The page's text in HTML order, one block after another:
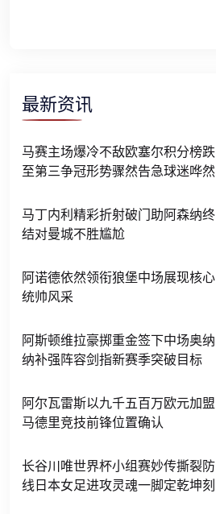
最新资讯
马赛主场爆冷不敌欧塞尔积分榜跌
至第三争冠形势骤然告急球迷哗然
马丁内利精彩折射破门助阿森纳终
结对曼城不胜尴尬
阿诺德依然领衔狼堡中场展现核心
统帅风采
阿斯顿维拉豪掷重金签下中场奥纳
纳补强阵容剑指新赛季突破目标
阿尔瓦雷斯以九千五百万欧元加盟
马德里竞技前锋位置确认
长谷川唯世界杯小组赛妙传撕裂防
线日本女足进攻灵魂一脚定乾坤刻